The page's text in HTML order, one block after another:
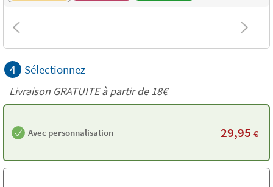
4 Sélectionnez
Livraison GRATUITE à partir de 18€
Avec personnalisation 29,95 €